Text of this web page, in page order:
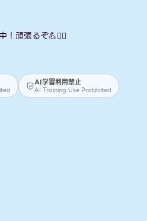
頑張るぞ💪❤‍🔥
AI学習利用禁止
AI Training Use Prohibited